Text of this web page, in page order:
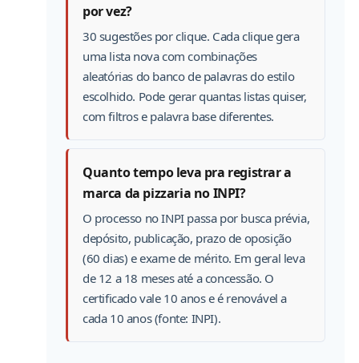
por vez?
30 sugestões por clique. Cada clique gera
uma lista nova com combinações
aleatórias do banco de palavras do estilo
escolhido. Pode gerar quantas listas quiser,
com filtros e palavra base diferentes.
Quanto tempo leva pra registrar a
marca da pizzaria no INPI?
O processo no INPI passa por busca prévia,
depósito, publicação, prazo de oposição
(60 dias) e exame de mérito. Em geral leva
de 12 a 18 meses até a concessão. O
certificado vale 10 anos e é renovável a
cada 10 anos (fonte: INPI).